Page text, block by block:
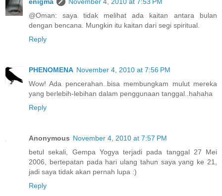
@Oman: saya tidak melihat ada kaitan antara bulan
dengan bencana. Mungkin itu kaitan dari segi spiritual.
Reply
PHENOMENA November 4, 2010 at 7:56 PM
Wow! Ada pencerahan..bisa membungkam mulut mereka
yang berlebih-lebihan dalam penggunaan tanggal..hahaha
Reply
Anonymous November 4, 2010 at 7:57 PM
betul sekali, Gempa Yogya terjadi pada tanggal 27 Mei
2006, bertepatan pada hari ulang tahun saya yang ke 21,
jadi saya tidak akan pernah lupa :)
Reply